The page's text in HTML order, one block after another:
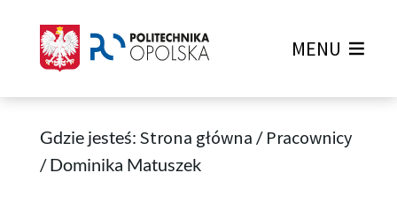
MENU
Gdzie jesteś: Strona główna / Pracownicy
/Dominika Matuszek